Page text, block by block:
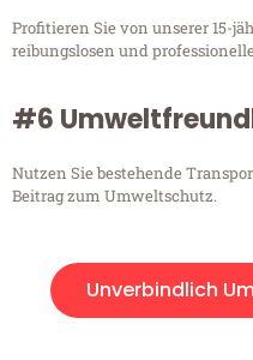
Profitieren Sie von unserer 15-
reibungslosen und
#6
Nutzen Sie bestehende
Beitrag zum Umweltschutz.
Unverbindlich